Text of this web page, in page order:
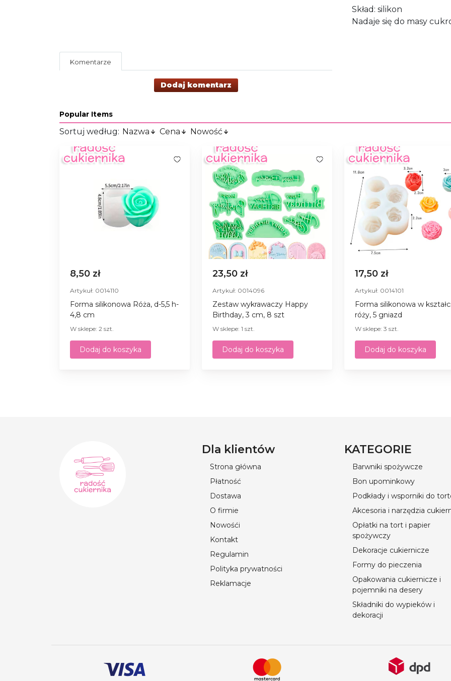
Skład: silikon
Nadaje się do masy
Komentarze
Dodaj komentarz
Popular Items
Sortuj według: Nazwa Cena Nowość
8,50 zł
Artykuł: 0014110
Forma silikonowa Róża, d-5,5 h-
4,8 cm
W sklepe: 2 szt.
Dodaj do koszyka
23,50 zł
Artykuł: 0014096
Zestaw wykrawaczy Happy
Birthday, 3 cm, 8 szt
W sklepe: 1 szt.
Dodaj do koszyka
17,50 zł
Artykuł: 0014101
Forma silikonowa w
róży, 5 gniazd
W sklepe: 3 szt.
Dodaj do koszyka
Dla klientów
Strona główna
Płatność
Dostawa
O firmie
Nowośći
Kontakt
Regulamin
Polityka prywatności
Reklamacje
KATEGORIE
Barwniki spożywcze
Bon upominkowy
Podkłady i wsporniki do
Akcesoria i narzędzia
Opłatki na tort i papier
spożywczy
Dekoracje cukiernicze
Formy do pieczenia
Opakowania cukiernicze i
pojemniki na desery
Składniki do wypieków i
dekoracji